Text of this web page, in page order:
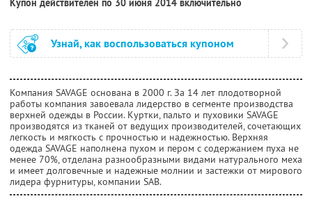
Купон действителен по 30 июня 2014 включительно
Узнай, как воспользоваться купоном
Компания SAVAGE основана в 2000 г. За 14 лет плодотворной
работы компания завоевала лидерство в сегменте производства
верхней одежды в России. Куртки, пальто и пуховики SAVAGE
производятся из тканей от ведущих производителей, сочетающих
легкость и мягкость с прочностью и надежностью. Верхняя
одежда SAVAGE наполнена пухом и пером с содержанием пуха не
менее 70%, отделана разнообразными видами натурального меха
и имеет долговечные и надежные молнии и застежки от мирового
лидера фурнитуры, компании SAB.